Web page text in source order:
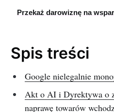
Przekaż darowiznę na
Spis treści
Google nielegalnie
Akt o AI i Dyrektywa o
naprawę towarów